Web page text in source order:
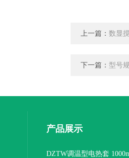
上一篇： 数显
下一篇： 型号
产品展示
DZTW调温型电热套